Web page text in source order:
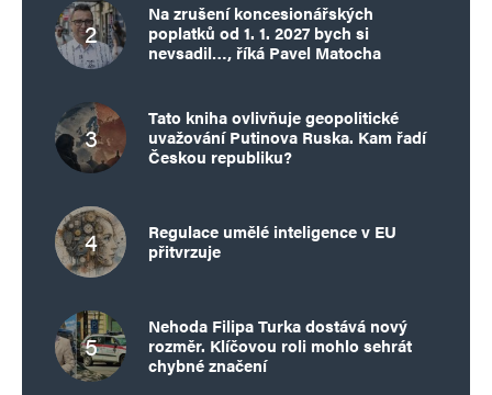
Na zrušení koncesionářských
poplatků od 1. 1. 2027 bych si
nevsadil…, říká Pavel Matocha
Tato kniha ovlivňuje geopolitické
uvažování Putinova Ruska. Kam řadí
Českou republiku?
Regulace umělé inteligence v EU
přitvrzuje
Nehoda Filipa Turka dostává nový
rozměr. Klíčovou roli mohlo sehrát
chybné značení